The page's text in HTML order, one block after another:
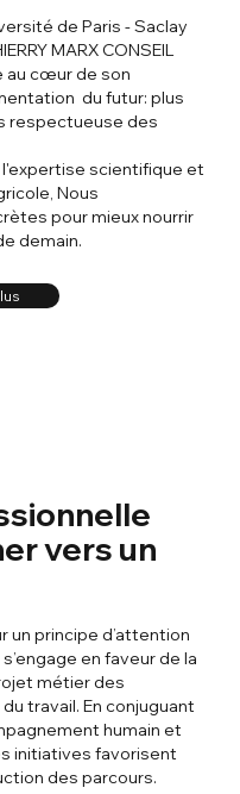
de Paris - Saclay
MARX CONSEIL
au cœur de son
du futur: plus
respectueuse des
l'expertise scientifique et
Nous
pour mieux nourrir
demain.
vers un
un principe d’attention
s’engage en faveur de la
métier des
travail. En conjuguant
humain et
initiatives favorisent
des parcours.